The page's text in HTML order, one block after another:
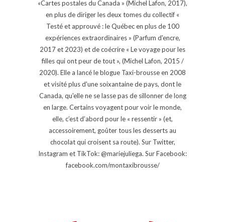
«Cartes postales du Canada » (Michel Lafon, 2017),
en plus de diriger les deux tomes du collectif «
Testé et approuvé : le Québec en plus de 100
expériences extraordinaires » (Parfum d'encre,
2017 et 2023) et de coécrire « Le voyage pour les
filles qui ont peur de tout », (Michel Lafon, 2015 /
2020). Elle a lancé le blogue Taxi-brousse en 2008
et visité plus d'une soixantaine de pays, dont le
Canada, qu'elle ne se lasse pas de sillonner de long
en large. Certains voyagent pour voir le monde,
elle, c’est d’abord pour le « ressentir » (et,
accessoirement, goûter tous les desserts au
chocolat qui croisent sa route). Sur Twitter,
Instagram et TikTok: @mariejuliega. Sur Facebook:
facebook.com/montaxibrousse/